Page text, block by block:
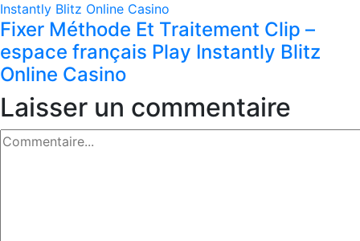
Instantly Blitz Online Casino
Fixer Méthode Et Traitement Clip –
espace français Play Instantly Blitz
Online Casino
Laisser un commentaire
Commentaire